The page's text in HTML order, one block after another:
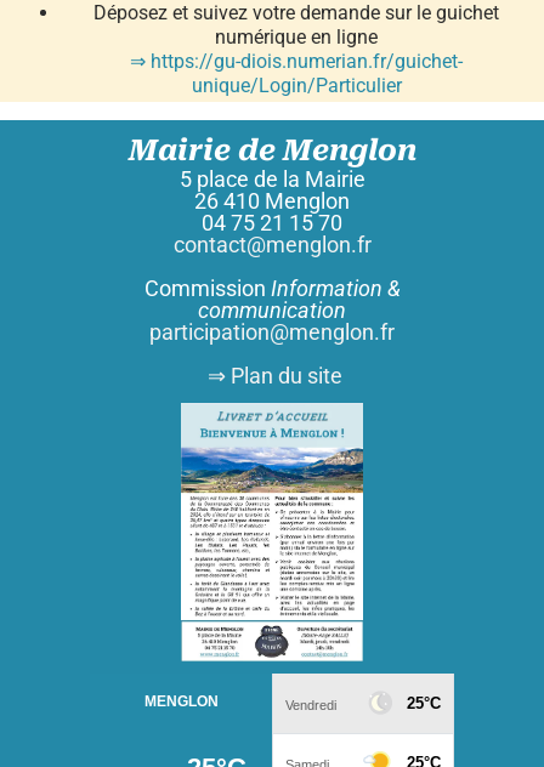
Déposez et suivez votre demande sur le guichet
numérique en ligne
⇒ https://gu-diois.numerian.fr/guichet-
unique/Login/Particulier
Mairie de Menglon
5 place de la Mairie
26 410 Menglon
04 75 21 15 70
contact@menglon.fr
Commission Information &
communication
participation@menglon.fr
⇒ Plan du site